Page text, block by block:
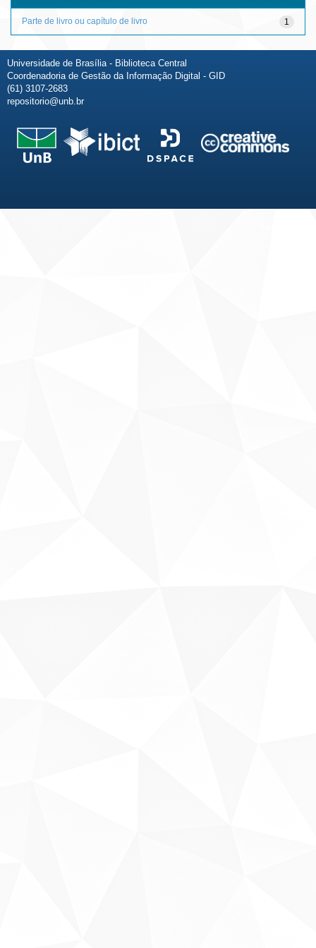
1
Parte de livro ou capítulo de livro
Universidade de Brasília - Biblioteca Central
Coordenadoria de Gestão da Informação Digital - GID
(61) 3107-2683
repositorio@unb.br